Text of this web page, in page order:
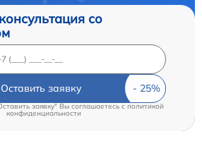
со
Оставить заявку
заявку" Вы соглашаетесь cполитикой
конфиденциальности